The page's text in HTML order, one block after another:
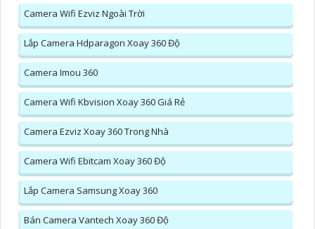
Camera Wifi Ezviz Ngoài Trời
Lắp Camera Hdparagon Xoay 360 Độ
Camera Imou 360
Camera Wifi Kbvision Xoay 360 Giá Rẻ
Camera Ezviz Xoay 360 Trong Nhà
Camera Wifi Ebitcam Xoay 360 Độ
Lắp Camera Samsung Xoay 360
Bán Camera Vantech Xoay 360 Độ